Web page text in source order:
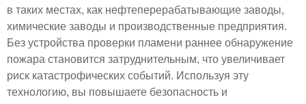
в таких местах, как нефтеперерабатывающие заводы,
химические заводы и производственные предприятия.
Без устройства проверки пламени раннее обнаружение
пожара становится затруднительным, что увеличивает
риск катастрофических событий. Используя эту
технологию, вы повышаете безопасность и